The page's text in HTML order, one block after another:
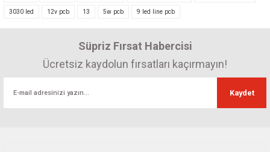
Ürün fiyatı diğer sitelerden daha pahalı.
Bu ürüne benzer farklı alternatifler olmalı.
3030 led 12v pcb 13 5w pcb 9 led line pcb
Süpriz Fırsat Habercisi
Ücretsiz kaydolun fırsatları kaçırmayın!
Kaydet